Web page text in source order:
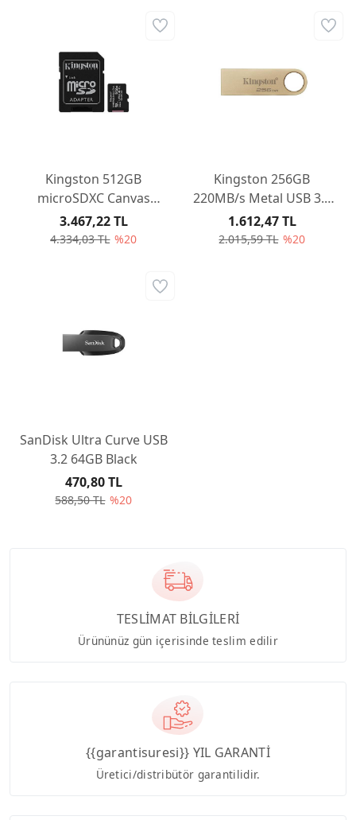
Kingston 512GB
microSDXC Canvas
Select Plus 100R A1 C10
Card + Adapter
4.334,03 TL %20
3.467,22 TL
Kingston 256GB
220MB/s Metal USB 3.2
Gen 1 DataTraveler SE9
G3
2.015,59 TL %20
1.612,47 TL
SanDisk Ultra Curve USB
3.2 64GB Black
588,50 TL %20
470,80 TL
TESLİMAT BİLGİLERİ
Ürününüz gün içerisinde teslim edilir
{{garantisuresi}} YIL GARANTİ
Üretici/distribütör garantilidir.